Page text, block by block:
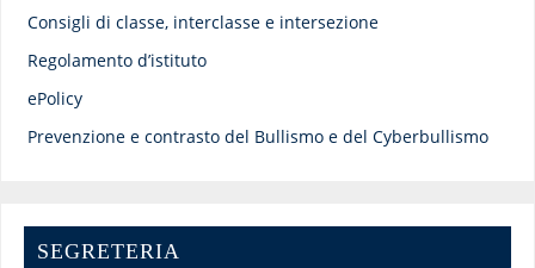
Consigli di classe, interclasse e intersezione
Regolamento d’istituto
ePolicy
Prevenzione e contrasto del Bullismo e del Cyberbullismo
SEGRETERIA